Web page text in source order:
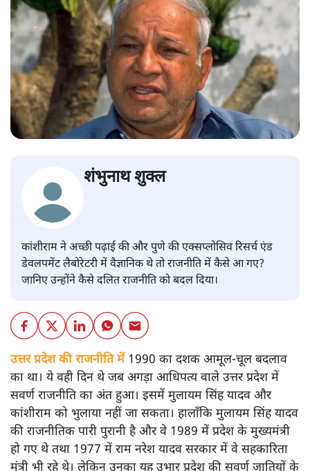
शंभुनाथ शुक्ल
कांशीराम ने अच्छी पढ़ाई की और पुणे की एक्सप्लोसिव रिसर्च एंड
डेवलपमेंट लैबोरेटरी में वैज्ञानिक थे तो राजनीति में कैसे आ गए?
जानिए उन्होंने कैसे दलित राजनीति को बदल दिया।
उत्तर प्रदेश की राजनीति में1990 का दशक आमूल-चूल बदलाव
का था। ये वही दिन थे जब अगड़ा आधिपत्य वाले उत्तर प्रदेश में
सवर्ण राजनीति का अंत हुआ। इसमें मुलायम सिंह यादव और
कांशीराम को भुलाया नहीं जा सकता। हालाँकि मुलायम सिंह यादव
की राजनीतिक पारी पुरानी है और वे 1989 में प्रदेश के मुख्यमंत्री
हो गए थे तथा 1977 में राम नरेश यादव सरकार में वे सहकारिता